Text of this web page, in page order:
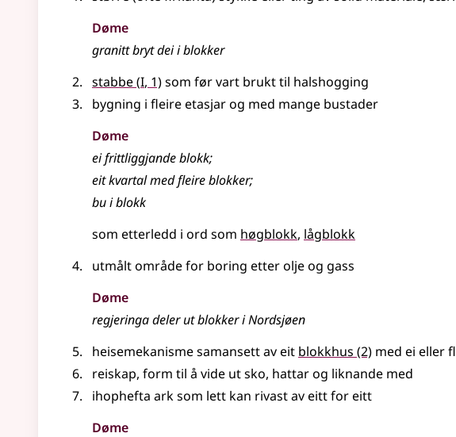
Døme
granitt bryt dei i blokker
stabbe(1
I, 1)som før vart brukt til halshogging
bygning i fleire etasjar og med mange bustader
Døme
ei frittliggjande blokk;
eit kvartal med fleire blokker;
bu i blokk
som etterledd i ord som høgblokk lågblokk
utmålt område for boring etter olje og gass
Døme
regjeringa deler ut blokker i Nordsjøen
heisemekanisme samansett av eit blokkhus (2) med ei eller
reiskap, form til å vide ut sko, hattar og liknande med
ihophefta ark som lett kan rivast av eitt for eitt
Døme